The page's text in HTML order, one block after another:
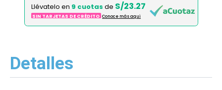
Llévatelo en 9 cuotas de S/23.27
SIN TARJETAS DE CRÉDITO Conoce más aqui
Detalles